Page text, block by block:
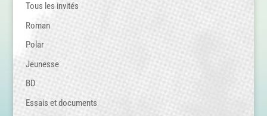
Tous les invités
Roman
Polar
Jeunesse
BD
Essais et documents